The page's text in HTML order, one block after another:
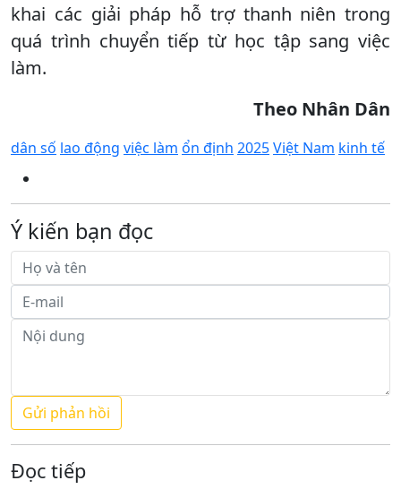
khai các giải pháp hỗ trợ thanh niên trong
quá trình chuyển tiếp từ học tập sang việc
làm.
Theo Nhân Dân
dân số lao động việc làm ổn định 2025Việt Nam kinh tế
Ý kiến bạn đọc
Đọc tiếp